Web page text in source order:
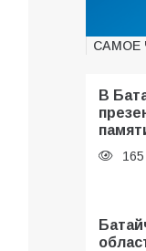
САМОЕ
В
165